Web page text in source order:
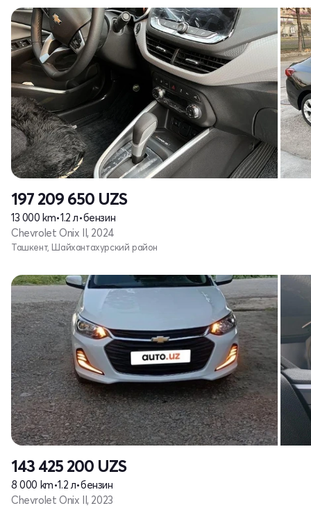
197 209 650 UZS
13 000 km•1.2 л•бензин
Chevrolet Onix II, 2024
Ташкент, Шайхантахурский район
143 425 200 UZS
8 000 km•1.2 л•бензин
Chevrolet Onix II, 2023